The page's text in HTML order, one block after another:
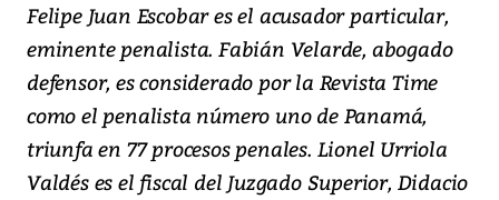
Felipe Juan Escobar es el acusador particular,
eminente penalista. Fabián Velarde, abogado
defensor, es considerado por la Revista Time
como el penalista número uno de Panamá,
triunfa en 77 procesos penales. Lionel Urriola
Valdés es el fiscal del Juzgado Superior, Didacio